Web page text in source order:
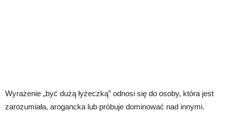
Wyrażenie „być dużą łyżeczką” odnosi się do osoby, która jest
zarozumiała, arogancka lub próbuje dominować nad innymi.